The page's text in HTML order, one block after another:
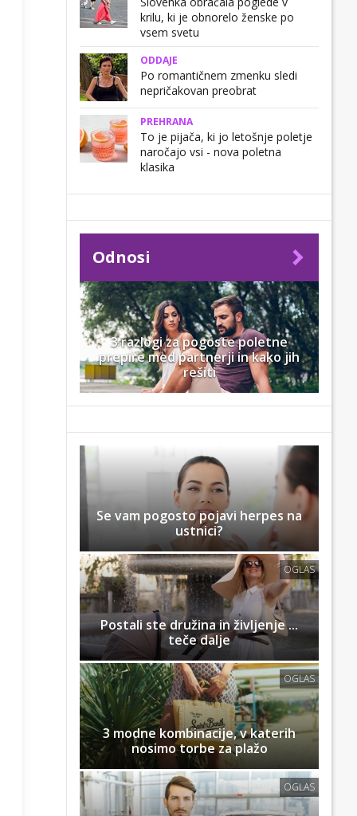
krilu, ki je obnorelo ženske po
vsem svetu
ODDAJE
Po romantičnem zmenku sledi
nepričakovan preobrat
PREHRANA
To je pijača, ki jo letošnje poletje
naročajo vsi - nova poletna
klasika
Odnosi
3 razlogi za pogoste poletne
prepire med partnerji in kako jih
rešiti
Se vam pogosto pojavi herpes na
ustnici?
OGLAS
Postali ste družina in življenje ...
teče dalje
OGLAS
3 modne kombinacije, v katerih
nosimo torbe za plažo
OGLAS